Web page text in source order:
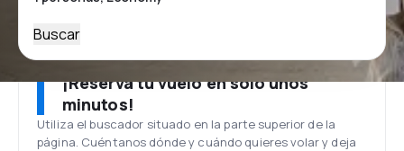
Buscar
¡Reserva tu vuelo en solo unos
minutos!
Utiliza el buscador situado en la parte superior de la
página. Cuéntanos dónde y cuándo quieres volar y deja